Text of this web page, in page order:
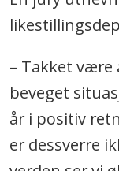
– Takket være
beveget
år i positiv
er dessverre